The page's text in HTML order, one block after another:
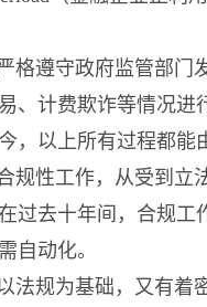
格遵守政府监管部门
、计费欺诈等情况进
，以上所有过程都能
规性工作，从受到立
过去十年间，合规
自动化。
法规为基础，又有着